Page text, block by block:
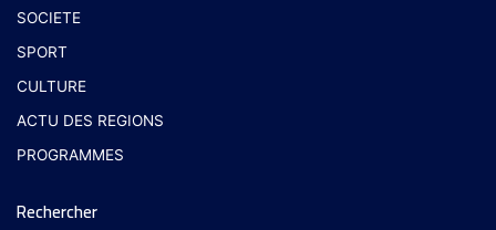
SOCIETE
SPORT
CULTURE
ACTU DES REGIONS
PROGRAMMES
Rechercher